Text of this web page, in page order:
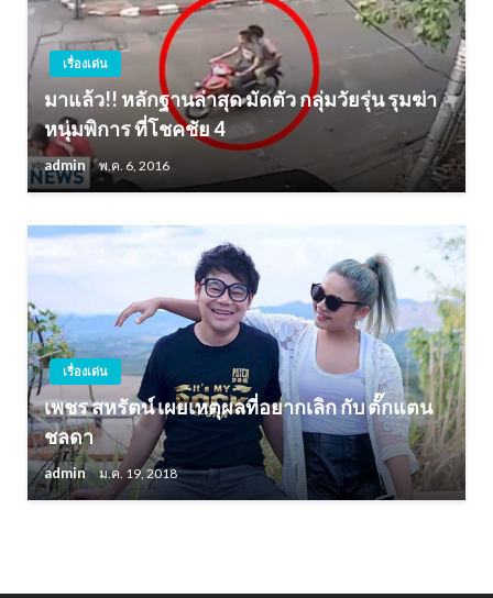
เรื่องเด่น
มาแล้ว!! หลักฐานล่าสุด มัดตัว กลุ่มวัยรุ่น รุมฆ่า
หนุ่มพิการ ที่โชคชัย 4
admin พ.ค. 6, 2016
เรื่องเด่น
เพชร สหรัตน์ เผยเหตุผลที่อยากเลิก กับ ตั๊กแตน
ชลดา
admin ม.ค. 19, 2018